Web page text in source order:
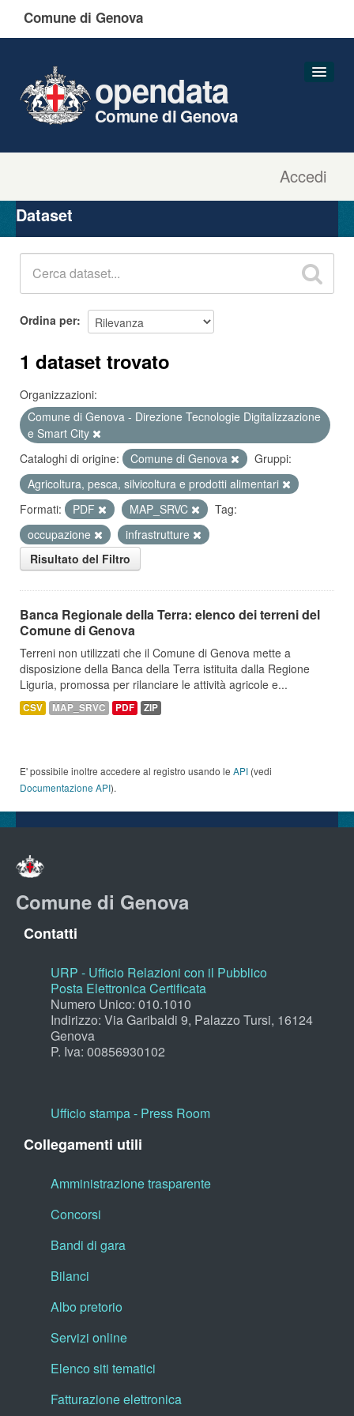
Comune di Genova
Accedi
opendata
Comune di Genova
Organizzazioni
Gruppi
Dataset
Ordina per
1 dataset trovato
Organizzazioni:
Comune di Genova - Direzione Tecnologie Digitalizzazione
e Smart City
Cataloghi di origine:
Comune di Genova
Gruppi:
Agricoltura, pesca, silvicoltura e prodotti alimentari
Formati:
PDF MAP_SRVC
Tag:
occupazione
infrastrutture
Risultato del Filtro
Banca Regionale della Terra: elenco dei terreni del
Comune di Genova
Terreni non utilizzati che il Comune di Genova mette a
disposizione della Banca della Terra istituita dalla Regione
Liguria, promossa per rilanciare le attività agricole e...
CSV MAP_SRVC PDF ZIP
E' possibile inoltre accedere al registro usando le API (vedi
Documentazione API).
Comune di Genova
Contatti
URP - Ufficio Relazioni con il Pubblico
Posta Elettronica Certificata
Numero Unico: 010.1010
Indirizzo: Via Garibaldi 9, Palazzo Tursi, 16124
Genova
P. Iva: 00856930102
Ufficio stampa - Press Room
Collegamenti utili
Amministrazione trasparente
Concorsi
Bandi di gara
Bilanci
Albo pretorio
Servizi online
Elenco siti tematici
Fatturazione elettronica